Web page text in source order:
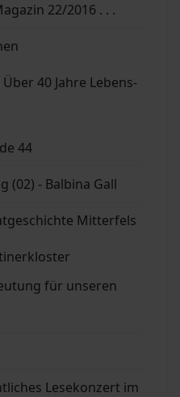
22/2016 . . .
40 Jahre Lebens-
44
(02) - Balbina Gall
Mitterfels
für unseren
Lesekonzert im